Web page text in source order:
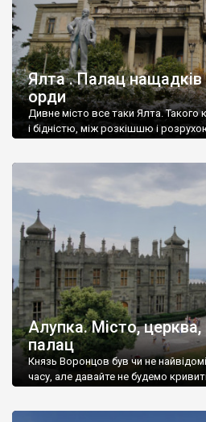
Ялта . Палац
орди
Дивне місто все таки Ялта. Такого
і бідністю, між розкішшю і
Алупка. Місто, церква,
палац
Князь Воронцов був чи не
часу, але давайте не будемо